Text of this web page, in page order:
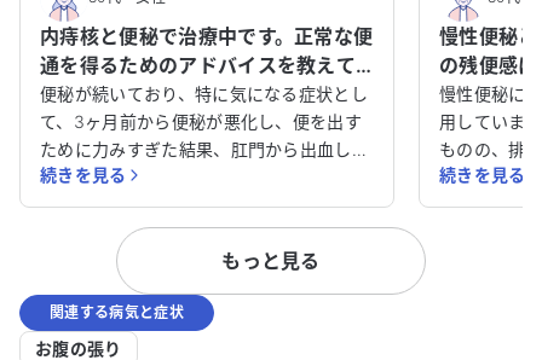
内痔核と便秘で治療中です。正常な便
通を得るためのアドバイスを教えて
ください。
便秘が続いており、特に気になる症状とし
て、3ヶ月前から便秘が悪化し、便を出す
ために力みすぎた結果、肛門から出血して
しまいました。驚いて肛門科を受診したと
ころ、内痔核と診断されました。念のため
胃と大腸の内視鏡検査を受けましたが、異
常は見つかりませんでした。 便秘がさら
に悪化し、さまざまな薬を試しましたが改
善されません。便秘薬を服用すると泥状の
便になり、自然な便が出なくなってしまい
続きを見る
慢性便秘
の残便感
ください。
慢性便秘に
用していま
ものの、排
日中不快な
剤も試しま
続きを見る
もっと見る
関連する病気と症状
お腹の張り